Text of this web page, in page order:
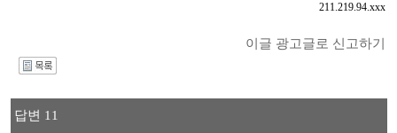
211.219.94.xxx
이글 광고글로 신고하기
답변 11